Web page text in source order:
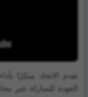
تقدم الاتحاد مبكرًا
العودة للمباراة عبر